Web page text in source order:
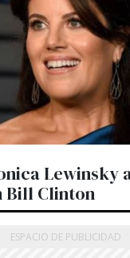
Lewinsky
Bill Clinton